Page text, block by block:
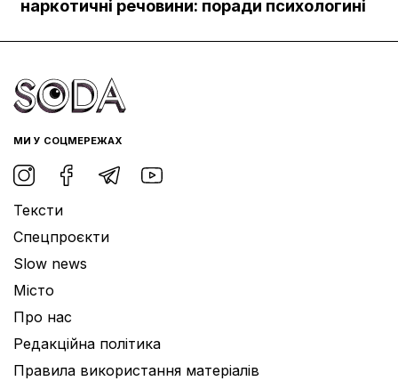
наркотичні речовини: поради психологині
МИ У СОЦМЕРЕЖАХ
Тексти
Спецпроєкти
Slow news
Місто
Про нас
Редакційна політика
Правила використання матеріалів